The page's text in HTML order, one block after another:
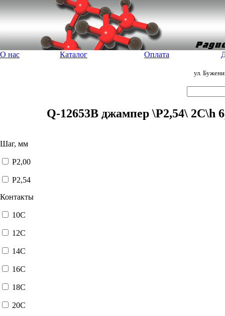
О нас Каталог Оплата
ул.
Q-12653B джампер \P2,54\
Шаг, мм
P2,00
P2,54
Контакты
10C
12C
14C
16C
18C
20C